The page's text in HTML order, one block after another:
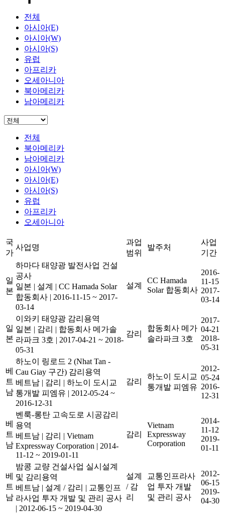
전체
아시아(E)
아시아(W)
아시아(S)
유럽
아프리카
오세아니아
북아메리카
남아메리카
전체
북아메리카
남아메리카
아시아(W)
아시아(E)
아시아(S)
유럽
아프리카
오세아니아
국
가
사업명
과업
범위
발주처
사업
기간
일
본
하마다 태양광 발전사업 건설
공사
일본 | 설계 | CC Hamada Solar
합동회사 | 2016-11-15 ~ 2017-
03-14
설계
CC Hamada
Solar 합동회사
2016-
11-15
2017-
03-14
일
본
이와키 태양광 감리용역
일본 | 감리 | 합동회사 메가솔
라파크 3호 | 2017-04-21 ~ 2018-
05-31
감리
합동회사 메가
솔라파크 3호
2017-
04-21
2018-
05-31
베
트
남
하노이 링로드 2 (Nhat Tan -
Cau Giay 구간) 감리용역
베트남 | 감리 | 하노이 도시교
통개발 피엠유 | 2012-05-24 ~
2016-12-31
감리
하노이 도시교
통개발 피엠유
2012-
05-24
2016-
12-31
베
트
남
벤룩-롱탄 고속도로 시공감리
용역
베트남 | 감리 | Vietnam
Expressway Corporation | 2014-
11-12 ~ 2019-01-11
감리
Vietnam
Expressway
Corporation
2014-
11-12
2019-
01-11
베
트
남
밤콩 교량 건설사업 실시설계
및 감리용역
베트남 | 설계 / 감리 | 교통인프
라사업 투자 개발 및 관리 공사
| 2012-06-15 ~ 2019-04-30
설계
/ 감
리
교통인프라사
업 투자 개발
및 관리 공사
2012-
06-15
2019-
04-30